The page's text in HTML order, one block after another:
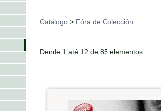
Catálogo > Fóra de Colección
Dende 1 até 12 de 85 elementos